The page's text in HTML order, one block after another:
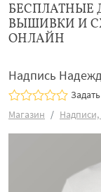
ВЫШИВКИ И
ОНЛАЙН
Надпись
Магазин
Надписи,